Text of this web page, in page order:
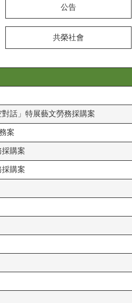
公告
共榮社會
話」特展藝文勞務採購案
案
採購案
採購案